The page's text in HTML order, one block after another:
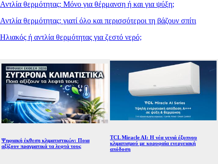
Αντλία θερμότητας: Μόνο για θέρμανση ή και για ψύξη;
Αντλία θερμότητας: γιατί όλο και περισσότεροι τη βάζουν σπίτι
Ηλιακός ή αντλία θερμότητας για ζεστό νερό;
Ψηφιακή έκθεση κλιματιστικών: Ποια
αξίζουν πραγματικά τα λεφτά τους
TCL Miracle AI: Η νέα γενιά έξυπνου
κλιματισμού με κορυφαία ενεργειακή
απόδοση